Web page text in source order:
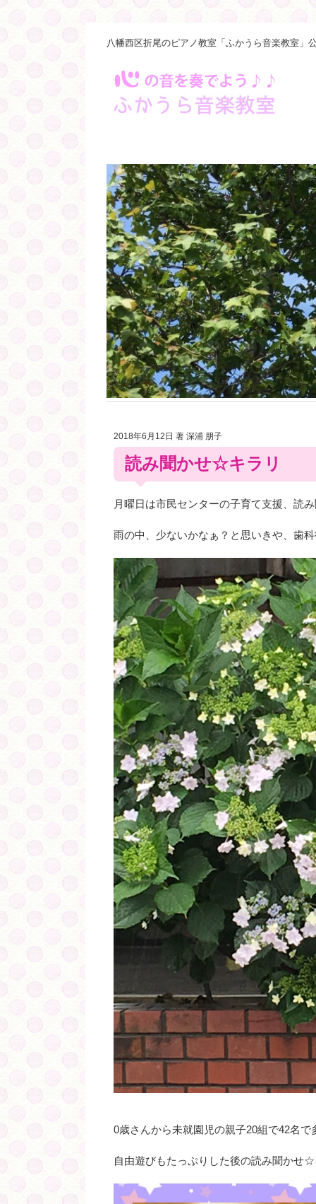
八幡西区折尾のピアノ教室「ふかうら音楽教室」
2018年6月12日 著 深浦 朋子
読み聞かせ☆キラリ
月曜日は市民センターの子育て支援、読
雨の中、少ないかなぁ？と思いきや、歯
0歳さんから未就園児の親子20組で42名
自由遊びもたっぷりした後の読み聞かせ☆